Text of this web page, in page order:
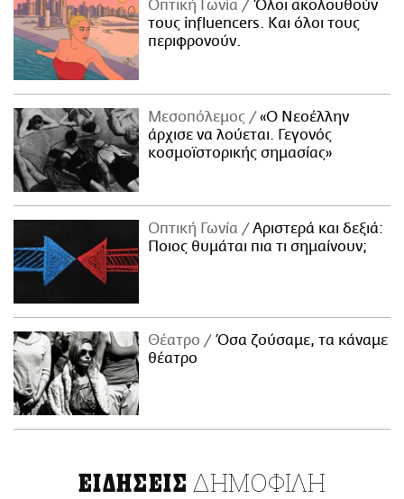
Οπτική Γωνία
Όλοι ακολουθούν
τους influencers. Και όλοι τους
περιφρονούν.
Μεσοπόλεμος
«Ο Νεοέλλην
άρχισε να λούεται. Γεγονός
κοσμοϊστορικής σημασίας»
Οπτική Γωνία
Αριστερά και δεξιά:
Ποιος θυμάται πια τι σημαίνουν;
Θέατρο
Όσα ζούσαμε, τα κάναμε
θέατρο
ΕΙΔΗΣΕΙΣ ΔΗΜΟΦΙΛΗ